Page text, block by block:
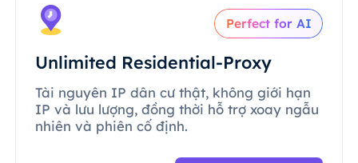
Perfect for AI
Unlimited Residential-Proxy
Tài nguyên IP dân cư thật, không giới hạn
IP và lưu lượng, đồng thời hỗ trợ xoay ngẫu
nhiên và phiên cố định.